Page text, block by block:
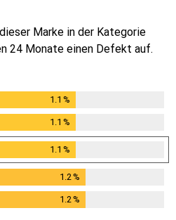
Marke in der Kategorie
24 Monate einen Defekt auf.
1.1 %
1.1 %
1.1 %
1.2%
1.2%